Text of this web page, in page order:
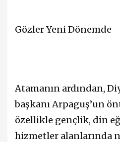
Gözler Yeni Dönemde
Atamanın ardından,
başkanı Arpaguş’un
özellikle gençlik, din
hizmetler alanlarında